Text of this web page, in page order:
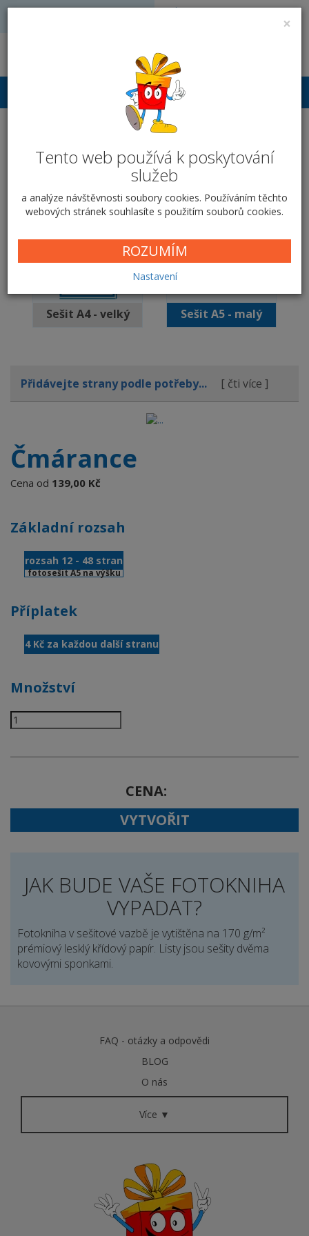
×
Tento web používá k poskytování
služeb
a analýze návštěvnosti soubory cookies. Používáním těchto
webových stránek souhlasíte s použitím souborů cookies.
ROZUMÍM
Nastavení
Volejte: 728 051 909
Přihlášení
Fotosešit A5 - malý -
Čmárance
Sešit A4 - velký Sešit A5 - malý
Přidávejte strany podle potřeby... [ čti více ]
Čmárance
Cena od 139,00 Kč
Základní rozsah
rozsah 12 - 48 stran
fotosešit A5 na výšku
Příplatek
4 Kč za každou další stranu
Množství
CENA
VYTVOŘIT
JAK BUDE VAŠE FOTOKNIHA
VYPADAT?
Fotokniha v sešitové vazbě je vytištěna na 170 g/m²
prémiový lesklý křídový papír. Listy jsou sešity dvěma
kovovými sponkami.
FAQ - otázky a odpovědi
BLOG
O nás
Více ▼